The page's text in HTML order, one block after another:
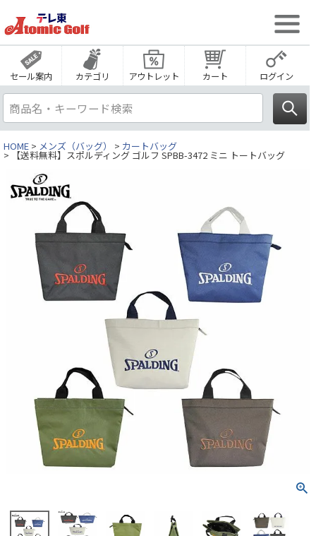
セール案内 カテゴリ アウトレット カート ログイン
HOME メンズ（バッグ） カートバッグ
【送料無料】スポルディング ゴルフ SPBB-3472 ミニ トートバッグ